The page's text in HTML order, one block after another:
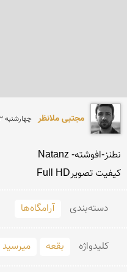
مجتبی ملانظر چهارشنبه 23 فروردين 1391 | 15 سال پیش
کیفیت تصویرFull HD
دسته‌بندی آرامگاه‌ها
کلید‌واژه بقعه میرسید